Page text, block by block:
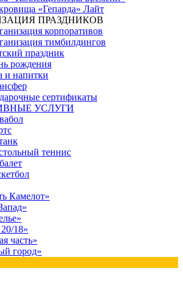
«Гепарда» Лайт
ПРАЗДНИКОВ
корпоративов
тимбилдингов
праздник
рождения
и напитки
сертификаты
УСЛУГИ
теннис
Камелот»
18»
часть»
город»